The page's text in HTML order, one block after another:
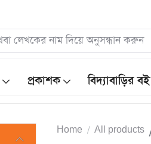
প্রকাশক বিদ্যাবাড়ির বই
Home All products